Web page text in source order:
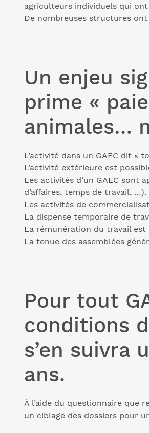
agriculteurs individuels qui
De nombreuses structures ont
Un enjeu
prime «
animales…
L’activité dans un GAEC dit «
L’activité extérieure est
Les activités d’un GAEC sont
d’affaires, temps de travail, …).
Les activités de
La dispense temporaire de
La rémunération du travail
La tenue des assemblées
Pour tout
conditions
s’en suivra
ans.
À l’aide du questionnaire que
un ciblage des dossiers pour